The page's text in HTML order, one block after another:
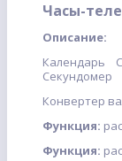
Часы-
Описание:
Календарь
Секундомер
Конвертер
Функция:
Функция: